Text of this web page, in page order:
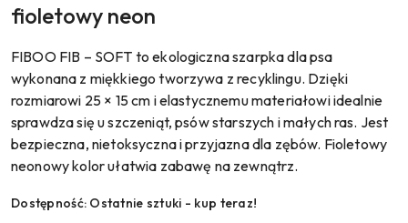
fioletowy neon
FIBOO FIB – SOFT to ekologiczna szarpka dla psa
wykonana z miękkiego tworzywa z recyklingu. Dzięki
rozmiarowi 25 × 15 cm i elastycznemu materiałowi idealnie
sprawdza się u szczeniąt, psów starszych i małych ras. Jest
bezpieczna, nietoksyczna i przyjazna dla zębów. Fioletowy
neonowy kolor ułatwia zabawę na zewnątrz.
Dostępność: Ostatnie sztuki - kup teraz!